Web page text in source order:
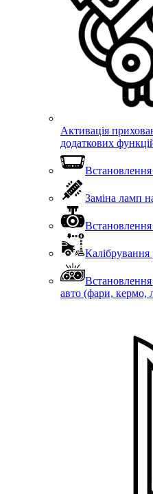
Активація
додаткових
Встановлення
Заміна ламп
Калібрування
авто (фари, кермо,